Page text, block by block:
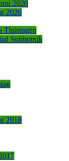
2020
2020
Thüringen
Subbotnik
2018